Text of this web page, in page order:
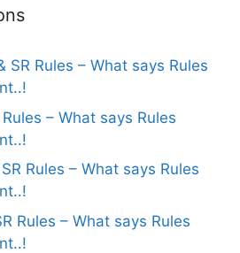
SR Rules – What says Rules
Rules – What says Rules
SR Rules – What says Rules
Rules – What says Rules